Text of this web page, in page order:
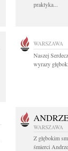
praktyka...
WARSZAWA
Naszej
wyrazy
WARSZAWA
Z głębokim
śmierci